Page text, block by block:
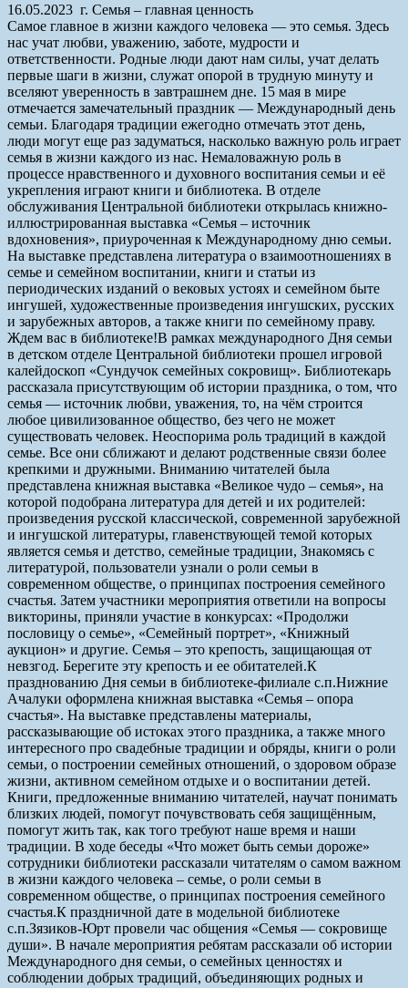
16.05.2023 г. Семья – главная ценность
Самое главное в жизни каждого человека — это семья. Здесь
нас учат любви, уважению, заботе, мудрости и
ответственности. Родные люди дают нам силы, учат делать
первые шаги в жизни, служат опорой в трудную минуту и
вселяют уверенность в завтрашнем дне. 15 мая в мире
отмечается замечательный праздник — Международный день
семьи. Благодаря традиции ежегодно отмечать этот день,
люди могут еще раз задуматься, насколько важную роль играет
семья в жизни каждого из нас. Немаловажную роль в
процессе нравственного и духовного воспитания семьи и её
укрепления играют книги и библиотека. В отделе
обслуживания Центральной библиотеки открылась книжно-
иллюстрированная выставка «Семья – источник
вдохновения», приуроченная к Международному дню семьи.
На выставке представлена литература о взаимоотношениях в
семье и семейном воспитании, книги и статьи из
периодических изданий о вековых устоях и семейном быте
ингушей, художественные произведения ингушских, русских
и зарубежных авторов, а также книги по семейному праву.
Ждем вас в библиотеке!В рамках международного Дня семьи
в детском отделе Центральной библиотеки прошел игровой
калейдоскоп «Сундучок семейных сокровищ». Библиотекарь
рассказала присутствующим об истории праздника, о том, что
семья — источник любви, уважения, то, на чём строится
любое цивилизованное общество, без чего не может
существовать человек. Неоспорима роль традиций в каждой
семье. Все они сближают и делают родственные связи более
крепкими и дружными. Вниманию читателей была
представлена книжная выставка «Великое чудо – семья», на
которой подобрана литература для детей и их родителей:
произведения русской классической, современной зарубежной
и ингушской литературы, главенствующей темой которых
является семья и детство, семейные традиции, Знакомясь с
литературой, пользователи узнали о роли семьи в
современном обществе, о принципах построения семейного
счастья. Затем участники мероприятия ответили на вопросы
викторины, приняли участие в конкурсах: «Продолжи
пословицу о семье», «Семейный портрет», «Книжный
аукцион» и другие. Семья – это крепость, защищающая от
невзгод. Берегите эту крепость и ее обитателей.К
празднованию Дня семьи в библиотеке-филиале с.п.Нижние
Ачалуки оформлена книжная выставка «Семья – опора
счастья». На выставке представлены материалы,
рассказывающие об истоках этого праздника, а также много
интересного про свадебные традиции и обряды, книги о роли
семьи, о построении семейных отношений, о здоровом образе
жизни, активном семейном отдыхе и о воспитании детей.
Книги, предложенные вниманию читателей, научат понимать
близких людей, помогут почувствовать себя защищённым,
помогут жить так, как того требуют наше время и наши
традиции. В ходе беседы «Что может быть семьи дороже»
сотрудники библиотеки рассказали читателям о самом важном
в жизни каждого человека – семье, о роли семьи в
современном обществе, о принципах построения семейного
счастья.К праздничной дате в модельной библиотеке
с.п.Зязиков-Юрт провели час общения «Семья — сокровище
души». В начале мероприятия ребятам рассказали об истории
Международного дня семьи, о семейных ценностях и
соблюдении добрых традиций, объединяющих родных и